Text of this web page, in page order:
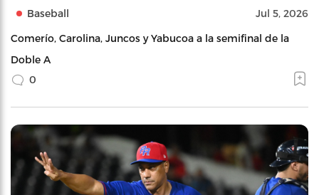
Baseball Jul 5, 2026
Comerío, Carolina, Juncos y Yabucoa a la semifinal de la
Doble A
0